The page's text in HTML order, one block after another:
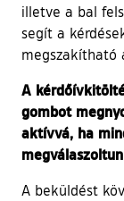
illetve a bal
segít a
megszakítható
A
gombot
aktívvá, ha
A beküldést